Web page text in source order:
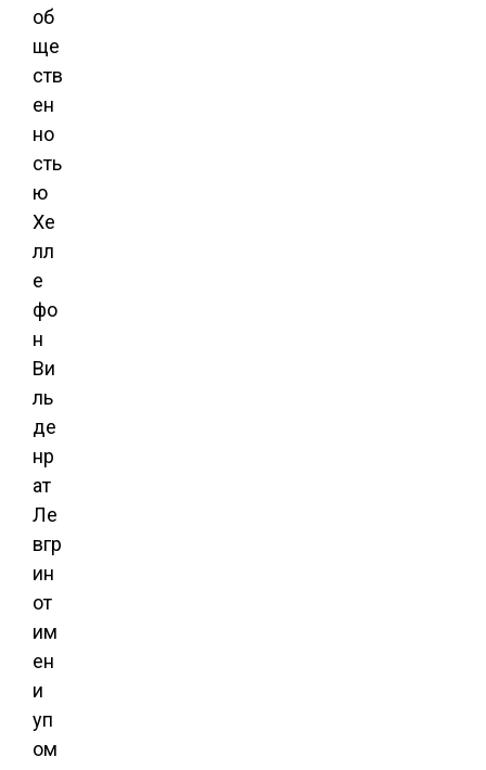
об
ще
ств
ен
но
сть
ю
Хе
лл
е
фо
н
Ви
ль
де
нр
ат
Ле
вгр
ин
от
им
ен
и
уп
ом